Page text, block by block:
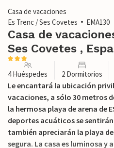
Casa de vacaciones
Es Trenc / Ses Covetes
EMA130
Casa de
Ses Covetes ,
4 Huéspedes 2 Dormitorios
Le encantará la ubicación
vacaciones, a sólo 30 metros
la hermosa playa de arena de
deportes acuáticos se
también apreciarán la playa
segura. La casa es luminosa y